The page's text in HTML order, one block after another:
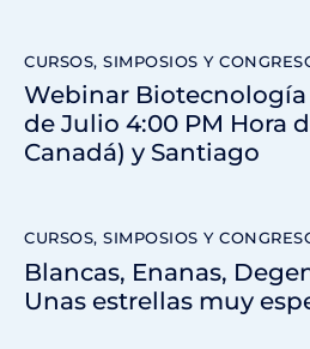
CURSOS, SIMPOSIOS Y
Webinar Biotecnología
de Julio 4:00 PM Hora
Canadá) y Santiago
CURSOS, SIMPOSIOS Y
Blancas, Enanas,
Unas estrellas muy